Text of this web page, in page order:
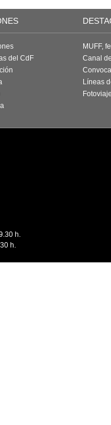
del CdF
MUFF,
Canal
Líneas
h.
h.